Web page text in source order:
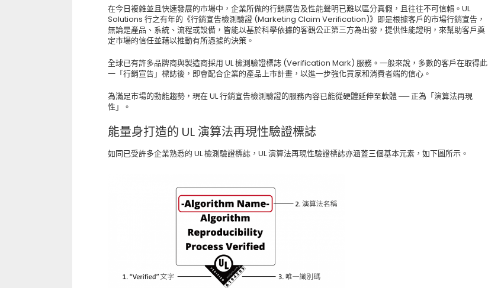
在今日複雜並且快速發展的市場中，企業所做的行銷廣告及性能聲明已難以區分真假，且往往不可信賴。UL
Solutions 行之有年的《行銷宣告檢測驗證 (Marketing Claim Verification)》即是根據客戶的市場行銷宣告，
無論是產品、系統、流程或設備，皆能以基於科學依據的客觀公正第三方為出發，提供性能證明，來幫助客戶奠
定市場的信任並藉以推動有所憑據的決策。
全球已有許多品牌商與製造商採用 UL 檢測驗證標誌 (Verification Mark) 服務。一般來說，多數的客戶在取得此
一「行銷宣告」標誌後，即會配合企業的產品上市計畫，以進一步強化買家和消費者端的信心。
為滿足市場的動能趨勢，現在 UL 行銷宣告檢測驗證的服務內容已能從硬體延伸至軟體 ── 正為「演算法再現
性」。
能量身打造的 UL 演算法再現性驗證標誌
如同已受許多企業熟悉的 UL 檢測驗證標誌，UL 演算法再現性驗證標誌亦涵蓋三個基本元素，如下圖所示。